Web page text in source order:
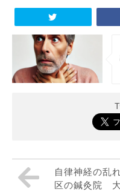
自律神経の乱
区の鍼灸院